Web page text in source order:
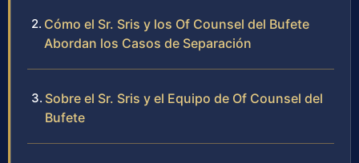
Cómo el Sr. Sris y los Of Counsel del Bufete
Abordan los Casos de Separación
Sobre el Sr. Sris y el Equipo de Of Counsel del
Bufete